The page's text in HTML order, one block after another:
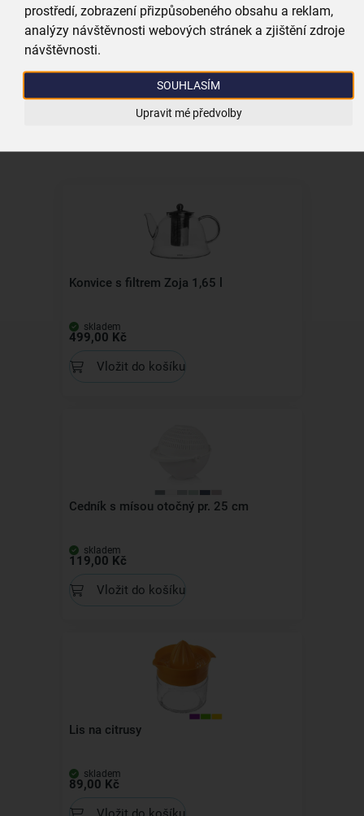
prostředí, zobrazení přizpůsobeného obsahu a reklam,
analýzy návštěvnosti webových stránek a zjištění zdroje
návštěvnosti.
SOUHLASÍM
Upravit mé předvolby
Například čerstvou šťávu z kopřiv.3 menší jablka, 1 okurku a 2 hrsti čerstvě
natrhaných kopřiv postupně odšťavněte pomocí šnekového odšťavňovače a
Konvice s filtrem Zoja 1,65 l
skladem
499,00 Kč
Vložit do košíku
Cedník s mísou otočný pr. 25 cm
skladem
119,00 Kč
Vložit do košíku
Lis na citrusy
skladem
89,00 Kč